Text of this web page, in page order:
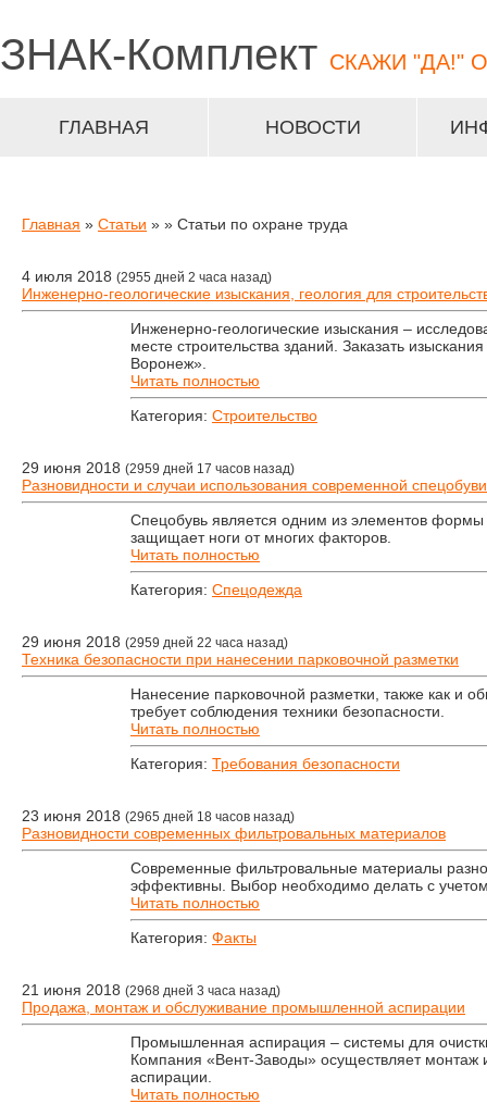
ЗНАК-Комплект СКАЖИ "ДА!"
ГЛАВНАЯ НОВОСТИ
Главная » Статьи » » Статьи по охране труда
4 июля 2018 (2955 дней 2 часа назад)
Инженерно-геологические изыскания, геология для
Инженерно-геологические изыскания –
месте строительства зданий. Заказать
Воронеж».
Читать полностью
Категория: Строительство
29 июня 2018 (2959 дней 17 часов назад)
Разновидности и случаи использования современной спецобуви
Спецобувь является одним из элементов
защищает ноги от многих факторов.
Читать полностью
Категория: Спецодежда
29 июня 2018 (2959 дней 22 часа назад)
Техника безопасности при нанесении парковочной разметки
Нанесение парковочной разметки, также как и
требует соблюдения техники безопасности.
Читать полностью
Категория: Требования безопасности
23 июня 2018 (2965 дней 18 часов назад)
Разновидности современных фильтровальных материалов
Современные фильтровальные материалы
эффективны. Выбор необходимо делать с
Читать полностью
Категория: Факты
21 июня 2018 (2968 дней 3 часа назад)
Продажа, монтаж и обслуживание промышленной аспирации
Промышленная аспирация – системы для
Компания «Вент-Заводы» осуществляет монтаж
аспирации.
Читать полностью